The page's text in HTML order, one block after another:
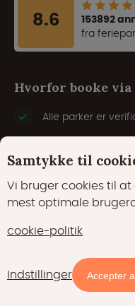
Tilgængelighed og
8.6
153892
fra
Hvorfor booke via
Alle parker er
Garanti for laveste
Sikker og pålidelig
Populære
Samtykke til
Vi bruger cookies til
mest optimale
cookie-politik
Indstillinger Accepter